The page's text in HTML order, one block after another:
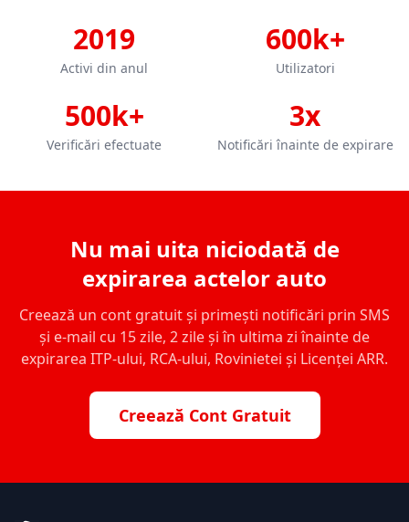
2019
Activi din anul
600k+
Utilizatori
500k+
Verificări efectuate
3x
Notificări înainte de expirare
Nu mai uita niciodată de
expirarea actelor auto
Creează un cont gratuit și primești notificări prin SMS
și e-mail cu 15 zile, 2 zile și în ultima zi înainte de
expirarea ITP-ului, RCA-ului, Rovinietei și Licenței ARR.
Creează Cont Gratuit